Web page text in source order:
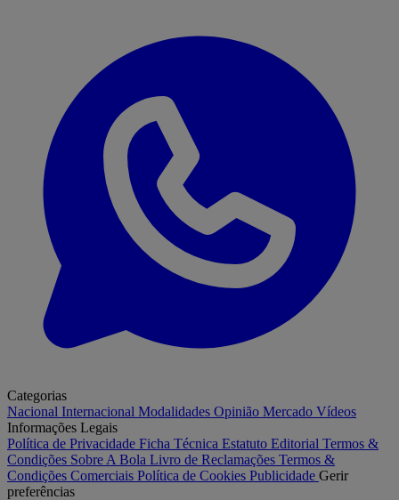
Categorias
Nacional Internacional Modalidades Opinião Mercado Vídeos
Informações Legais
Política de Privacidade Ficha Técnica Estatuto Editorial Termos &
Condições Sobre A Bola Livro de Reclamações Termos &
Condições Comerciais Política de Cookies Publicidade Gerir
preferências